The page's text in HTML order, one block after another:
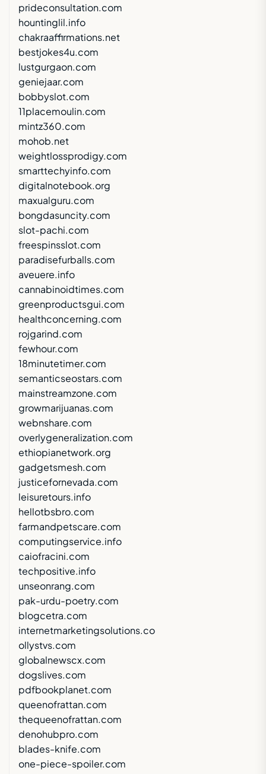
prideconsultation.com
hountinglil.info
chakraaffirmations.net
bestjokes4u.com
lustgurgaon.com
geniejaar.com
bobbyslot.com
11placemoulin.com
mintz360.com
mohob.net
weightlossprodigy.com
smarttechyinfo.com
digitalnotebook.org
maxualguru.com
bongdasuncity.com
slot-pachi.com
freespinsslot.com
paradisefurballs.com
aveuere.info
cannabinoidtimes.com
greenproductsgui.com
healthconcerning.com
rojgarind.com
fewhour.com
18minutetimer.com
semanticseostars.com
mainstreamzone.com
growmarijuanas.com
webnshare.com
overlygeneralization.com
ethiopianetwork.org
gadgetsmesh.com
justicefornevada.com
leisuretours.info
hellotbsbro.com
farmandpetscare.com
computingservice.info
caiofracini.com
techpositive.info
unseonrang.com
pak-urdu-poetry.com
blogcetra.com
internetmarketingsolutions.co
ollystvs.com
globalnewscx.com
dogslives.com
pdfbookplanet.com
queenofrattan.com
thequeenofrattan.com
denohubpro.com
blades-knife.com
one-piece-spoiler.com